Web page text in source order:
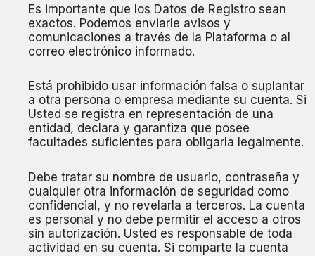
Es importante que los Datos de Registro sean
exactos. Podemos enviarle avisos y
comunicaciones a través de la Plataforma o al
correo electrónico informado.
Está prohibido usar información falsa o suplantar
a otra persona o empresa mediante su cuenta. Si
Usted se registra en representación de una
entidad, declara y garantiza que posee
facultades suficientes para obligarla legalmente.
Debe tratar su nombre de usuario, contraseña y
cualquier otra información de seguridad como
confidencial, y no revelarla a terceros. La cuenta
es personal y no debe permitir el acceso a otros
sin autorización. Usted es responsable de toda
actividad en su cuenta. Si comparte la cuenta